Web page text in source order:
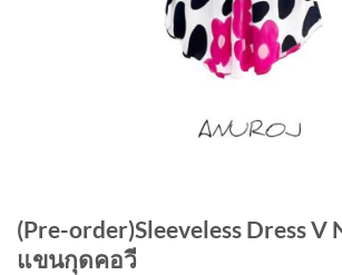
(Pre-order)Sleeveless Dress V
แขนกุดคอวี